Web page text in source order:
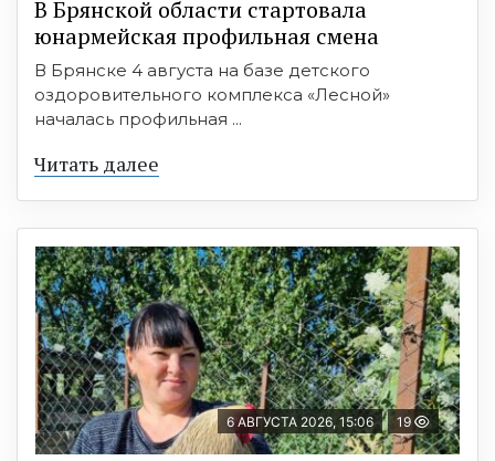
В Брянской области стартовала
юнармейская профильная смена
В Брянске 4 августа на базе детского
оздоровительного комплекса «Лесной»
началась профильная ...
Читать далее
6 АВГУСТА 2026, 15:06 19